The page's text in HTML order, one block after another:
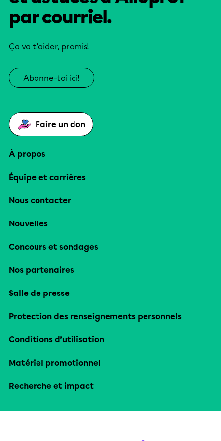
par courriel.
Ça va t’aider, promis!
Abonne-toi ici!
Faire un don
À propos
Équipe et carrières
Nous contacter
Nouvelles
Concours et sondages
Nos partenaires
Salle de presse
Protection des renseignements personnels
Conditions d’utilisation
Matériel promotionnel
Recherche et impact